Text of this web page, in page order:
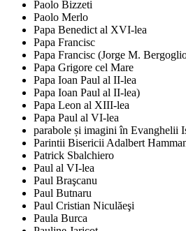
Paolo Bizzeti
Paolo Merlo
Papa Benedict al XVI-lea
Papa Francisc
Papa Francisc (Jorge M.
Papa Grigore cel Mare
Papa Ioan Paul al II-lea
Papa Ioan Paul al II-lea)
Papa Leon al XIII-lea
Papa Paul al VI-lea
parabole și imagini în Evanghelii
Parintii Bisericii Adalbert
Patrick Sbalchiero
Paul al VI-lea
Paul Braşcanu
Paul Butnaru
Paul Cristian Niculăeşi
Paula Burca